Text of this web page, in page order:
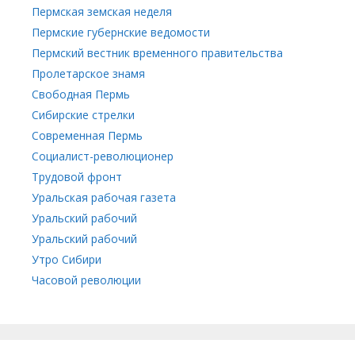
Пермская земская неделя
Пермские губернские ведомости
Пермский вестник временного правительства
Пролетарское знамя
Свободная Пермь
Сибирские стрелки
Современная Пермь
Социалист-революционер
Трудовой фронт
Уральская рабочая газета
Уральский рабочий
Уральский рабочий
Утро Сибири
Часовой революции